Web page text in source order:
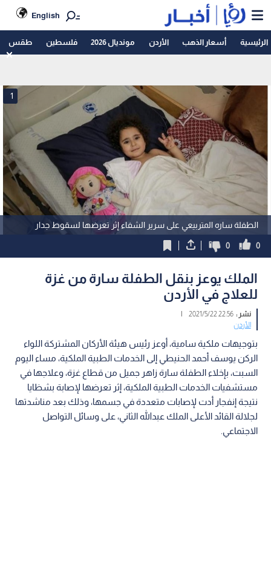
English
الرئيسية أسعار الذهب الأردن مونديال 2026 فلسطين طقس
الطفلة ساره المتربيعي على سرير الشفاء إثر تعرضها لسقوط جدار
1
0
0
الملك يوعز بنقل الطفلة سارة من غزة
للعلاج في الأردن
نشر :22:56 2021/5/22
|
الأردن
بتوجيهات ملكية سامية، أوعز رئيس هيئة الأركان المشتركة اللواء
الركن يوسف أحمد الحنيطي إلى الخدمات الطبية الملكية، مساء اليوم
السبت، بإخلاء الطفلة سارة زاهر جميل من قطاع غزة، وعلاجها في
مستشفيات الخدمات الطبية الملكية، إثر تعرضها لإصابة بشظايا
نتيجة إنفجار أدت لإصابات متعددة في جسمها، وذلك بعد مناشدتها
لجلالة القائد الأعلى الملك عبدالله الثاني، على وسائل التواصل
الاجتماعي.